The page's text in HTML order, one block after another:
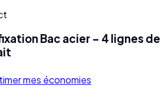
Bac acier – 4 lignes de
mes économies